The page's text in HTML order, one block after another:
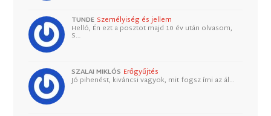
TUNDE Személyiség és jellem
Helló, Én ezt a posztot majd 10 év után olvasom,
S…
SZALAI MIKLÓS Erőgyűjtés
Jó pihenést, kiváncsi vagyok, mit fogsz írni az ál…